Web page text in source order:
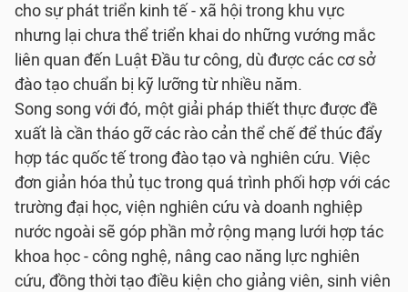
cho sự phát triển kinh tế - xã hội trong khu vực
nhưng lại chưa thể triển khai do những vướng mắc
liên quan đến Luật Đầu tư công, dù được các cơ sở
đào tạo chuẩn bị kỹ lưỡng từ nhiều năm.
Song song với đó, một giải pháp thiết thực được đề
xuất là cần tháo gỡ các rào cản thể chế để thúc đẩy
hợp tác quốc tế trong đào tạo và nghiên cứu. Việc
đơn giản hóa thủ tục trong quá trình phối hợp với các
trường đại học, viện nghiên cứu và doanh nghiệp
nước ngoài sẽ góp phần mở rộng mạng lưới hợp tác
khoa học - công nghệ, nâng cao năng lực nghiên
cứu, đồng thời tạo điều kiện cho giảng viên, sinh viên